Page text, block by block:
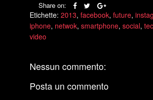
Share on:
Etichette: 2013, facebook, future,
iphone, netwok, smartphone, social,
video
Nessun commento:
Posta un commento